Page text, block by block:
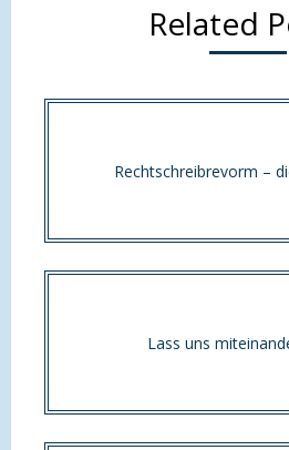
Related
Rechtschreibrevorm –
Lass uns